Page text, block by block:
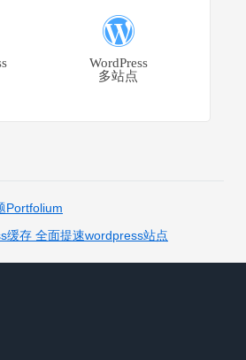
WordPress
多站点
Portfolium
缓存 全面提速wordpress站点